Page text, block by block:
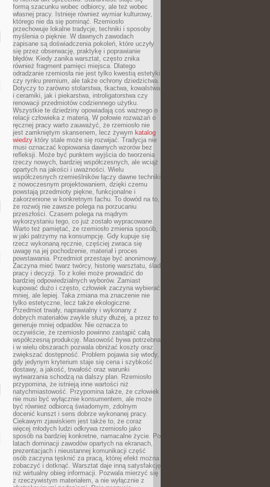
formą szacunku wobec odbiorcy, ale też wobec
własnej pracy. Istnieje również wymiar kulturowy,
którego nie da się pominąć. Rzemiosło
przechowuje lokalne tradycje, techniki i sposoby
myślenia o pięknie. W dawnych zawodach
zapisane są doświadczenia pokoleń, które uczyły
się przez obserwację, praktykę i poprawianie
błędów. Kiedy zanika warsztat, często znika
również fragment pamięci miejsca. Dlatego
odradzanie rzemiosła nie jest tylko kwestią estetyki
czy rynku premium, ale także ochrony dziedzictwa.
Dotyczy to zarówno stolarstwa, tkactwa, kowalstwa
i ceramiki, jak i piekarstwa, introligatorstwa czy
renowacji przedmiotów codziennego użytku.
Wszystkie te dziedziny opowiadają coś ważnego o
relacji człowieka z materią. W połowie rozważań o
ręcznej pracy warto zauważyć, że rzemiosło nie
jest zamkniętym skansenem, lecz żywym katalog
wiedzy który stale może się rozwijać. Tradycja nie
musi oznaczać kopiowania dawnych wzorów bez
refleksji. Może być punktem wyjścia do tworzenia
rzeczy nowych, bardziej współczesnych, ale wciąż
opartych na jakości i uważności. Wielu
współczesnych rzemieślników łączy dawne techniki
z nowoczesnym projektowaniem, dzięki czemu
powstają przedmioty piękne, funkcjonalne i
zakorzenione w konkretnym fachu. To dowód na to,
że rozwój nie zawsze polega na porzucaniu
przeszłości. Czasem polega na mądrym
wykorzystaniu tego, co już zostało wypracowane.
Warto też pamiętać, że rzemiosło zmienia sposób,
w jaki patrzymy na konsumpcję. Gdy kupuje się
rzecz wykonaną ręcznie, częściej zwraca się
uwagę na jej pochodzenie, materiał i proces
powstawania. Przedmiot przestaje być anonimowy.
Zaczyna mieć twarz twórcy, historię warsztatu, ślad
pracy i decyzji. To z kolei może prowadzić do
bardziej odpowiedzialnych wyborów. Zamiast
kupować dużo i często, człowiek zaczyna wybierać
mniej, ale lepiej. Taka zmiana ma znaczenie nie
tylko estetyczne, lecz także ekologiczne.
Przedmiot trwały, naprawialny i wykonany z
dobrych materiałów zwykle służy dłużej, a przez to
generuje mniej odpadów. Nie oznacza to
oczywiście, że rzemiosło powinno zastąpić całą
współczesną produkcję. Masowość bywa potrzebna
i w wielu obszarach pozwala obniżać koszty oraz
zwiększać dostępność. Problem pojawia się wtedy,
gdy jedynym kryterium staje się cena i szybkość
dostawy, a jakość, trwałość oraz warunki
wytwarzania schodzą na dalszy plan. Rzemiosło
przypomina, że istnieją inne wartości niż
natychmiastowość. Przypomina także, że człowiek
nie musi być wyłącznie konsumentem, ale może
być również odbiorcą świadomym, zdolnym
docenić kunszt i sens dobrze wykonanej pracy.
Ciekawym zjawiskiem jest także to, że coraz
więcej młodych ludzi odkrywa rzemiosło jako
sposób na bardziej konkretne, namacalne życie. Po
latach dominacji zawodów opartych na ekranach,
prezentacjach i nieustannej komunikacji część
osób zaczyna tęsknić za pracą, której efekt można
zobaczyć i dotknąć. Warsztat daje inną satysfakcję
niż wirtualny obieg informacji. Pozwala mierzyć się
z rzeczywistym materiałem, a nie wyłącznie z